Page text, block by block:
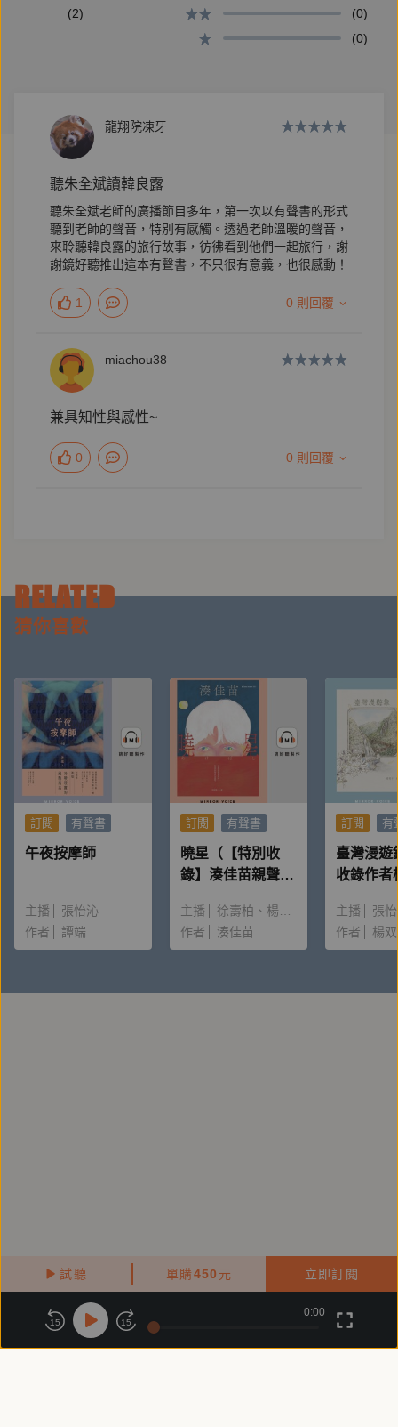
試聽 單購450 元 立即訂閱
書裏密密實實寫了出來。」──舒國治（作家、生活
千年古都的交融流轉，化為文字成為不朽。
她，是真京都女兒。
她說，那是一個屬於三十五歲後的城市；她說，那是一
個她最想要「同居」的城市；她說，能在京都散步一
韓良露說春櫻飄雪，說秋葉染天，說歲月悠悠伴隨著歲
的原鄉，她的精神故鄉，優雅地掀起京都的暖簾。
【作者簡介】
十六歲開始於詩刊發表現代詩，開啟寫作之門，寫作觸
角廣及影評、散文、電視和電影劇本等，曾獲台北文學
業方式介入推廣、舉辦超過千場文化活動，重新詮釋在
地文化，並因此榮獲二○一三年「台北文化獎」個人
獎，被盛讚為「城市的文化魔術師」。二○一五年，以
《良露家之味》榮獲圖書類金鼎獎。
平日喜歡研究星象、蒐集地上城鎮，著有《狗日子‧貓
時間：韓良露倫敦旅札》《樂活在天地節奏中：過好日
的二十四節氣生活美學》《良露家之味》《文化小露
台》《台北回味》《韓良露全占星系列》《微醺》《雙
唇的旅行》《浮生閒情》等多部作品。
韓良露原來規劃與她一生的摯愛朱全斌，多相陪伴，一
(2)
(0)
(0)
龍翔院凍牙
聽朱全斌讀韓良露
聽朱全斌老師的廣播節目多年，第一次以有聲書的形式
聽到老師的聲音，特別有感觸。透過老師溫暖的聲音，
來聆聽韓良露的旅行故事，彷彿看到他們一起旅行，謝
謝鏡好聽推出這本有聲書，不只很有意義，也很感動！
1 0 則回覆
miachou38
兼具知性與感性~
0 0 則回覆
RELATED
猜你喜歡
訂閱 有聲書
午夜按摩師
主播
張怡沁
作者
譚端
訂閱 有聲書
曉星（【特別收
錄】湊佳苗親聲朗
主播 徐壽柏
楊雅淳
作者
湊佳苗
訂閱 有
臺灣漫遊
收錄作者
主播
張
作者
楊
關於鏡好聽
商務合作 付費條款 會員條款
15 15
0:00